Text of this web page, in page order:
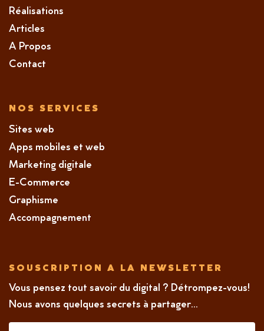
Réalisations
Articles
A Propos
Contact
NOS SERVICES
Sites web
Apps mobiles et web
Marketing digitale
E-Commerce
Graphisme
Accompagnement
SOUSCRIPTION A LA NEWSLETTER
Vous pensez tout savoir du digital ? Détrompez-vous!
Nous avons quelques secrets à partager...